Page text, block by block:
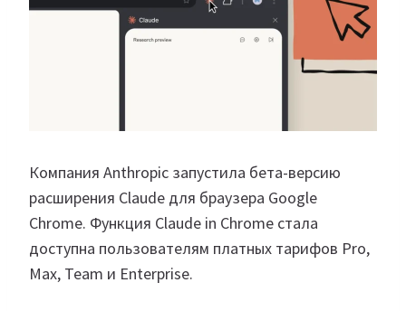
Компания Anthropic запустила бета-версию
расширения Claude для браузера Google
Chrome. Функция Claude in Chrome стала
доступна пользователям платных тарифов Pro,
Max, Team и Enterprise.